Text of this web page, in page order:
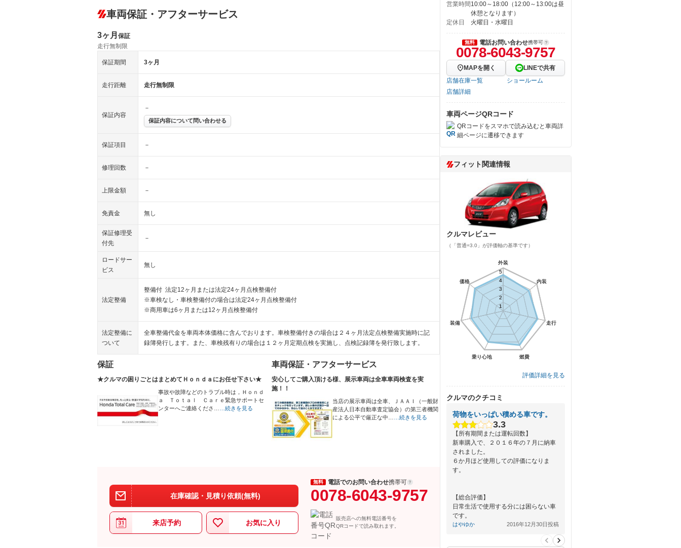
車両保証・アフターサービス
3ヶ月 保証
走行無制限
保証期間 3ヶ月
走行距離 走行無制限
保証内容
－
保証内容について問い合わせる
保証項目 －
修理回数 －
上限金額 －
免責金 無し
保証修理受
付先
－
ロードサー
ビス
無し
法定整備
整備付 法定12ヶ月または法定24ヶ月点検整備付
※車検なし・車検整備付の場合は法定24ヶ月点検整備付
※商用車は6ヶ月または12ヶ月点検整備付
法定整備に
ついて
全車整備代金を車両本体価格に含んでおります。車検整備付きの場合は２４ヶ月法定点検整備実施時に記
録簿発行します。また、車検残有りの場合は１２ヶ月定期点検を実施し、点検記録簿を発行致します。
保証
★クルマの困りごとはまとめてＨｏｎｄａにお任せ下さい★
事故や故障などのトラブル時は，Ｈｏｎｄ
ａ Ｔｏｔａｌ Ｃａｒｅ緊急サポートセ
ンターへご連絡くださ…
…続きを見る
車両保証・アフターサービス
安心してご購入頂ける様、展示車両は全車車両検査を実
施！！
当店の展示車両は全車、ＪＡＡＩ（一般財
産法人日本自動車査定協会）の第三者機関
による公平で厳正な中…
…続きを見る
在庫確認・見積り依頼(無料)
来店予約 お気に入り
無料 電話でのお問い合わせ携帯可
0078-6043-9757
販売店への無料電話番号を
QRコードで読み取れます。
営業時間 10:00～18:00（12:00～13:00は昼
休憩となります）
定休日
火曜日・水曜日
無料 電話お問い合わせ携帯可
0078-6043-9757
MAPを開く
LINEで共有
店舗在庫一覧
ショールーム
店舗詳細
車両ページQRコード
QRコードをスマホで読み込むと車両詳
細ページに遷移できます
フィット関連情報
クルマレビュー
（「普通=3.0」が評価軸の基準です）
外装
内装
走行
燃費
乗り心地
装備
価格
1
2
3
4
5
外装
内装
走行
燃費
乗り心地
装備
価格
1
2
3
4
5
評価詳細を見る
クルマのクチコミ
荷物をいっぱい積める車です。
3.3
【所有期間または運転回数】
新車購入で、２０１６年の７月に納車
されました。
６か月ほど使用しての評価になりま
す。
【総合評価】
日常生活で使用する分には困らない車
です。
商品名通り、馴染んでいくような感覚
はやゆか 2016年12月30日投稿